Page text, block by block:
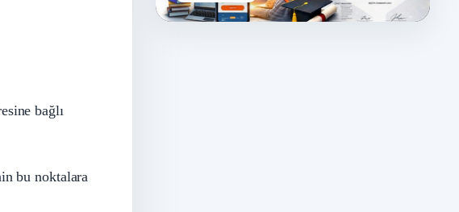
bağlı
bu noktalara